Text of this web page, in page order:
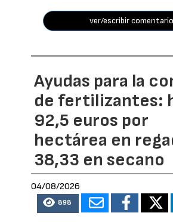
ver/escribir
Ayudas para la
de fertilizantes:
92,5 euros por
hectárea en
38,33 en secano
04/08/2026
898